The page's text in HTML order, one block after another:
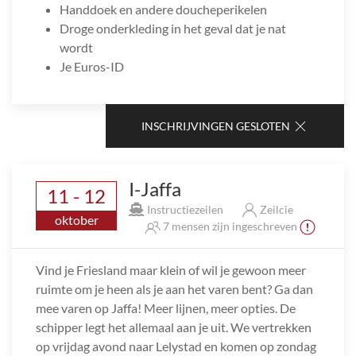
Handdoek en andere doucheperikelen
Droge onderkleding in het geval dat je nat
wordt
Je Euros-ID
INSCHRIJVINGEN GESLOTEN
11 - 12
oktober
I-Jaffa
Instructiezeilen
Zeilcie
7 mensen zijn ingeschreven
Vind je Friesland maar klein of wil je gewoon meer
ruimte om je heen als je aan het varen bent? Ga dan
mee varen op Jaffa! Meer lijnen, meer opties. De
schipper legt het allemaal aan je uit. We vertrekken
op vrijdag avond naar Lelystad en komen op zondag